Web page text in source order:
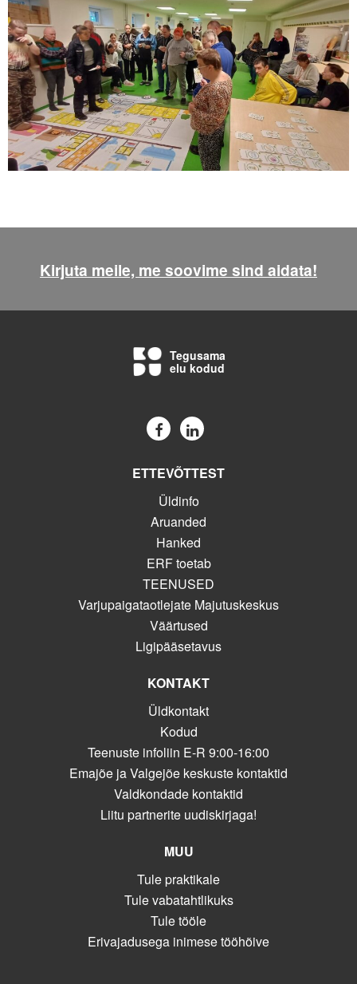
Kirjuta meile, me soovime sind aidata!
Tegusama
elu kodud
ETTEVÕTTEST
Üldinfo
Aruanded
Hanked
ERF toetab
TEENUSED
Varjupaigataotlejate Majutuskeskus
Väärtused
Ligipääsetavus
KONTAKT
Üldkontakt
Kodud
Teenuste infoliin E-R 9:00-16:00
Emajõe ja Valgejõe keskuste kontaktid
Valdkondade kontaktid
Liitu partnerite uudiskirjaga!
MUU
Tule praktikale
Tule vabatahtlikuks
Tule tööle
Erivajadusega inimese tööhõive